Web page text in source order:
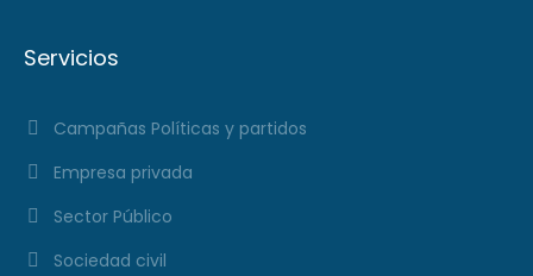
Servicios
Campañas Políticas y partidos
Empresa privada
Sector Público
Sociedad civil